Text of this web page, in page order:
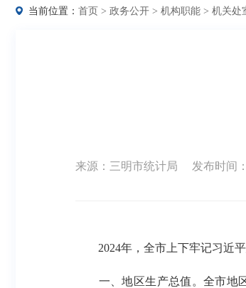
当前位置： 首页 > 政务公开 > 机构职能 > 机关处
来源：三明市统计局 发布时间
2024年，全市上下牢记习近平
一、地区生产总值。全市地区